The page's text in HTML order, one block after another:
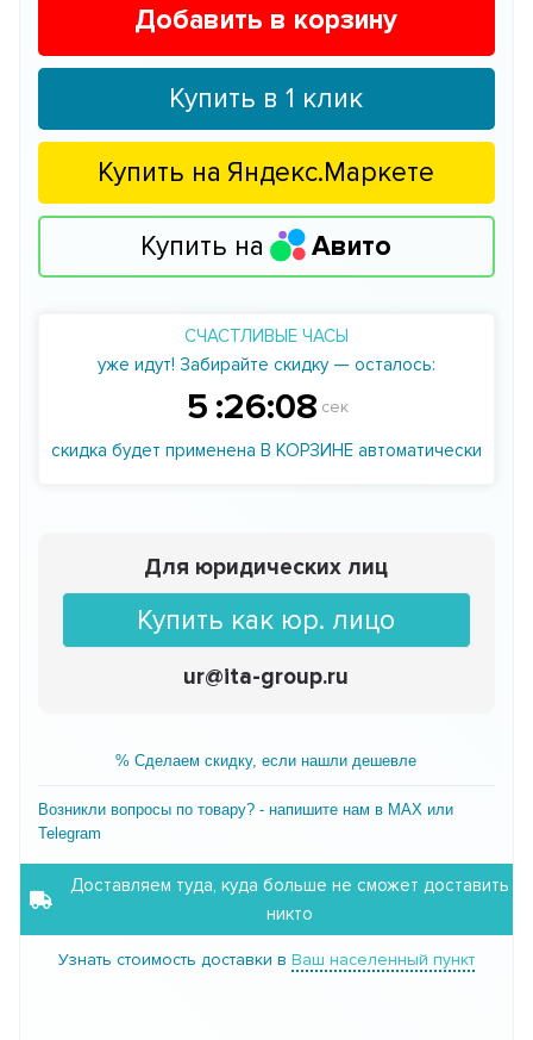
Добавить в корзину
Купить в 1 клик
Купить на Яндекс.Маркете
Купить на Авито
СЧАСТЛИВЫЕ ЧАСЫ
уже идут! Забирайте скидку — осталось:
5 :26:07 сек
скидка будет применена В КОРЗИНЕ автоматически
Для юридических лиц
Купить как юр. лицо
ur@ita-group.ru
% Сделаем скидку, если нашли дешевле
Возникли вопросы по товару? - напишите нам в MAX или
Telegram
Доставляем туда, куда больше не сможет доставить
никто
Узнать стоимость доставки в Ваш населенный пункт